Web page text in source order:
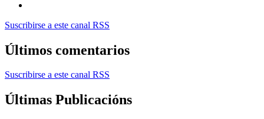
Suscribirse a este canal RSS
Últimos comentarios
Suscribirse a este canal RSS
Últimas Publicacións